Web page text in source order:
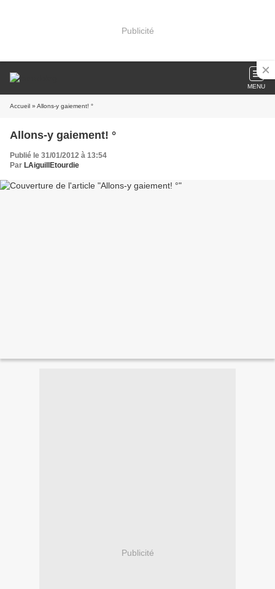
Publicité
MENU
Accueil » Allons-y gaiement! °
Allons-y gaiement! °
Publié le 31/01/2012 à 13:54
Par LAiguillEtourdie
Publicité